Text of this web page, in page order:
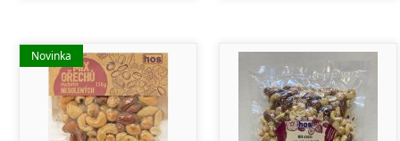
Novinka